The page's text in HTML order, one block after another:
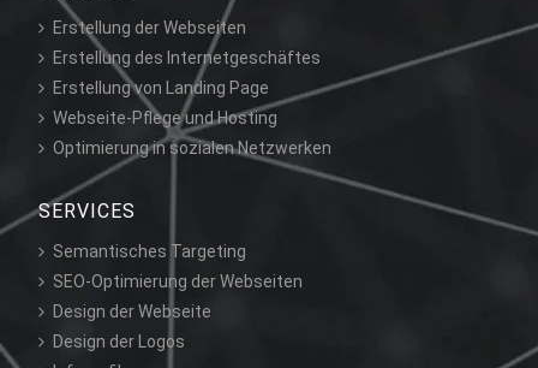
Erstellung der Webseiten
Erstellung des Internetgeschäftes
Erstellung von Landing Page
Webseite-Pflege und Hosting
Optimierung in sozialen Netzwerken
SERVICES
Semantisches Targeting
SEO-Optimierung der Webseiten
Design der Webseite
Design der Logos